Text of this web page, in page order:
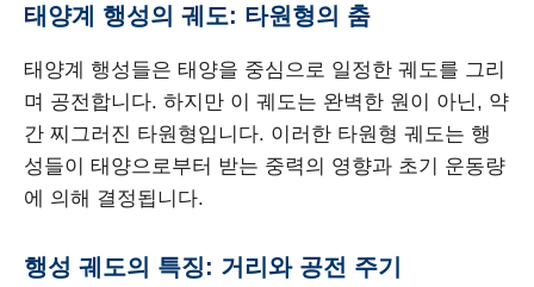
태양계 행성의 궤도: 타원형의 춤
태양계 행성들은 태양을 중심으로 일정한 궤도를 그리
며 공전합니다. 하지만 이 궤도는 완벽한 원이 아닌, 약
간 찌그러진 타원형입니다. 이러한 타원형 궤도는 행
성들이 태양으로부터 받는 중력의 영향과 초기 운동량
에 의해 결정됩니다.
행성 궤도의 특징: 거리와 공전 주기